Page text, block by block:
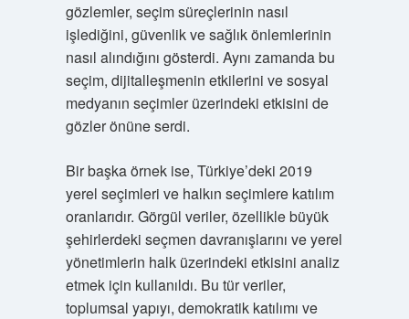
gözlemler, seçim süreçlerinin nasıl
işlediğini, güvenlik ve sağlık önlemlerinin
nasıl alındığını gösterdi. Aynı zamanda bu
seçim, dijitalleşmenin etkilerini ve sosyal
medyanın seçimler üzerindeki etkisini de
gözler önüne serdi.
Bir başka örnek ise, Türkiye’deki 2019
yerel seçimleri ve halkın seçimlere katılım
oranlarıdır. Görgül veriler, özellikle büyük
şehirlerdeki seçmen davranışlarını ve yerel
yönetimlerin halk üzerindeki etkisini analiz
etmek için kullanıldı. Bu tür veriler,
toplumsal yapıyı, demokratik katılımı ve